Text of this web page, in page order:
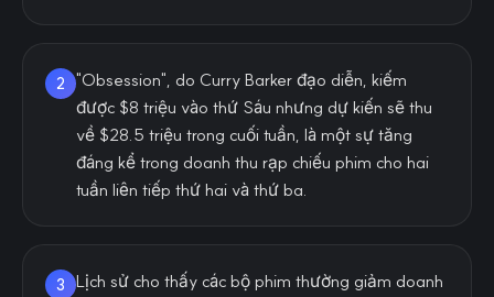
2
"Obsession", do Curry Barker đạo diễn, kiếm
được $8 triệu vào thứ Sáu nhưng dự kiến sẽ thu
về $28.5 triệu trong cuối tuần, là một sự tăng
đáng kể trong doanh thu rạp chiếu phim cho hai
tuần liên tiếp thứ hai và thứ ba.
3
Lịch sử cho thấy các bộ phim thường giảm doanh